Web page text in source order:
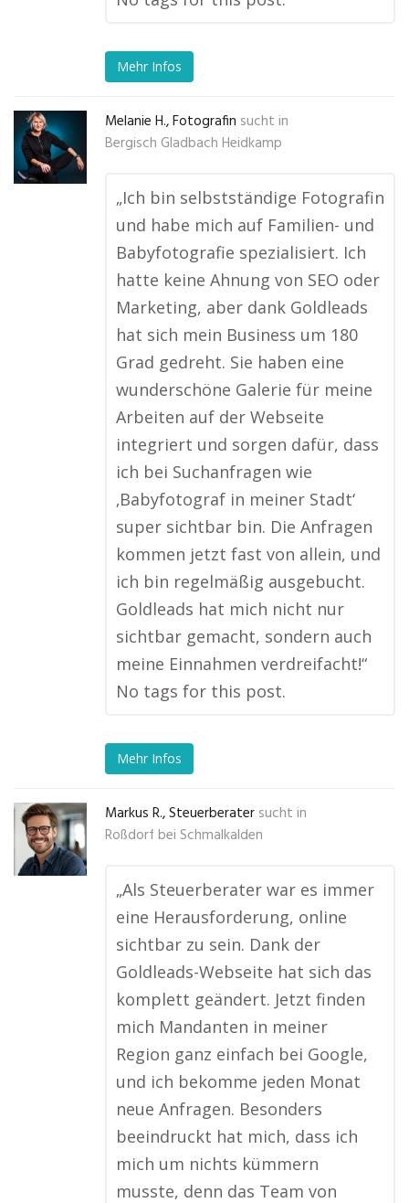
Mehr Infos
Melanie H., Fotografin sucht in
Bergisch Gladbach Heidkamp
„Ich bin selbstständige Fotografin
und habe mich auf Familien- und
Babyfotografie spezialisiert. Ich
hatte keine Ahnung von SEO oder
Marketing, aber dank Goldleads
hat sich mein Business um 180
Grad gedreht. Sie haben eine
wunderschöne Galerie für meine
Arbeiten auf der Webseite
integriert und sorgen dafür, dass
ich bei Suchanfragen wie
‚Babyfotograf in meiner Stadt‘
super sichtbar bin. Die Anfragen
kommen jetzt fast von allein, und
ich bin regelmäßig ausgebucht.
Goldleads hat mich nicht nur
sichtbar gemacht, sondern auch
meine Einnahmen verdreifacht!“
No tags for this post.
Mehr Infos
Markus R., Steuerberater sucht in
Roßdorf bei Schmalkalden
„Als Steuerberater war es immer
eine Herausforderung, online
sichtbar zu sein. Dank der
Goldleads-Webseite hat sich das
komplett geändert. Jetzt finden
mich Mandanten in meiner
Region ganz einfach bei Google,
und ich bekomme jeden Monat
neue Anfragen. Besonders
beeindruckt hat mich, dass ich
mich um nichts kümmern
musste, denn das Team von